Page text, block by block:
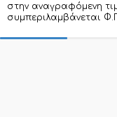
στην αναγραφόμενη
συμπεριλαμβάνεται